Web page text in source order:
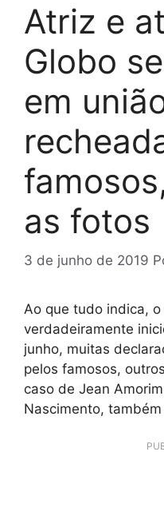
Atriz e
Globo
em
as fotos
3 de junho de 2019
Ao que tudo indica,
verdadeiramente
junho, muitas
pelos famosos,
caso de Jean
Nascimento,